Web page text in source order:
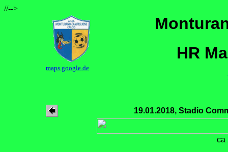
//-->
HR
maps.google.de
19.01.2018, Stadio
ca